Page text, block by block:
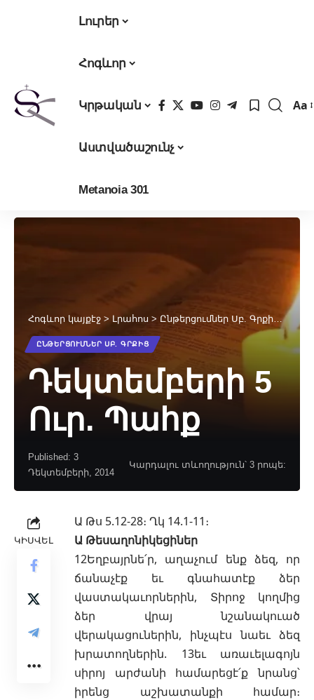
Լուրեր
Հոգևոր
Կրթական
Աստվածաշունչ
Metanoia 301
Aa
Հոգևոր կայքէջ > Լրահոս > Ընթերցումներ Սբ. Գրքից >
ԸՆԹԵՐՑՈՒՄՆԵՐ ՍԲ. ԳՐՔԻՑ
Դեկտեմբերի 5
Ուր. Պահք
Published: 3
Դեկտեմբերի, 2014
Կարդալու տևողություն՝ 3 րոպե:
ԿԻՍՎԵԼ
Ա Թս 5.12-28։ Ղկ 14.1-11։
Ա Թեսաղոնիկեցիներ
12Եղբայրնե՛ր, աղաչում ենք ձեզ, որ
ճանաչէք եւ գնահատէք ձեր
վաստակաւորներին, Տիրոջ կողմից
ձեր վրայ նշանակուած
վերակացուներին, ինչպէս նաեւ ձեզ
խրատողներին. 13եւ առաւելագոյն
սիրոյ արժանի համարեցէ՛ք նրանց՝
իրենց աշխատանքի համար։